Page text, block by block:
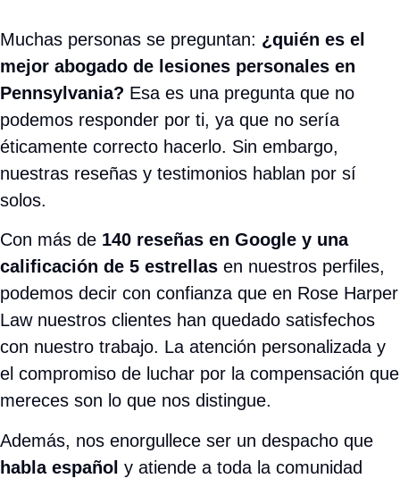
habla españoly atiende a toda la comunidad
hispana.
Recuerda que laconsulta es completamente
gratuita. Llámanos hoy mismo y descubre por
quéRose Harper Lawes uno de los bufetes de
abogados de lesiones personales mejor
PREGUNTAS FRECUENTES
¿Preguntas Sobre Su
Accidente en Hazleton
Respuestas.